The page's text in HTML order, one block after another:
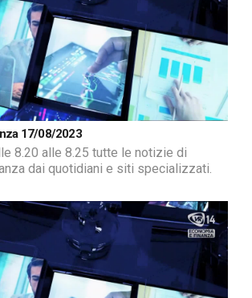
17/08/2023
8.20 alle 8.25 tutte le notizie di
dai quotidiani e siti specializzati.